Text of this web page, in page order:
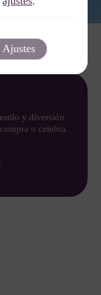
y diversión
o celebra.
Ajustes